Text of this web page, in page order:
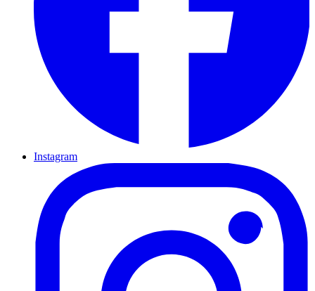
Instagram